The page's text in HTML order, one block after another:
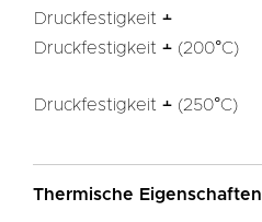
Druckfestigkeit ﬩
Druckfestigkeit ﬩ (200°C)
Druckfestigkeit ﬩ (250°C)
Thermische Eigenschaften